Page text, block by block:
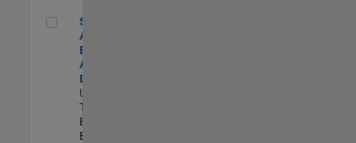
Senior Application Engineer - Aerospace & Defense
Senior
Application
Engineer -
Aerospace &
Defense
US-MA-Natick
Technical Sales
Engineering |
Experimentado